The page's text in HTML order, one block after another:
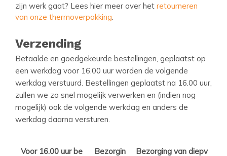
zijn werk gaat? Lees hier meer over het retourneren
van onze thermoverpakking
Verzending
Betaalde en goedgekeurde bestellingen, geplaatst op
een werkdag voor 16.00 uur worden de volgende
werkdag verstuurd. Bestellingen geplaatst na 16.00 uur,
zullen we zo snel mogelijk verwerken en (indien nog
mogelijk) ook de volgende werkdag en anders de
werkdag daarna versturen.
Voor 16.00 uur be
Bezorgin
Bezorging van diepv